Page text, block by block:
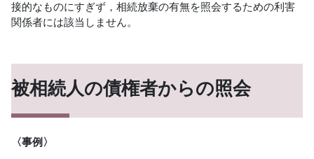
接的なものにすぎず，相続放棄の有無を照会するための利害
関係者には該当しません。
被相続人の債権者からの照会
〈事例〉